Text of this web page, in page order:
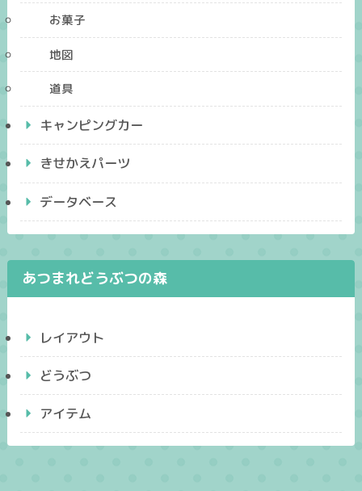
お菓子
地図
道具
キャンピングカー
きせかえパーツ
データベース
あつまれどうぶつの森
レイアウト
どうぶつ
アイテム